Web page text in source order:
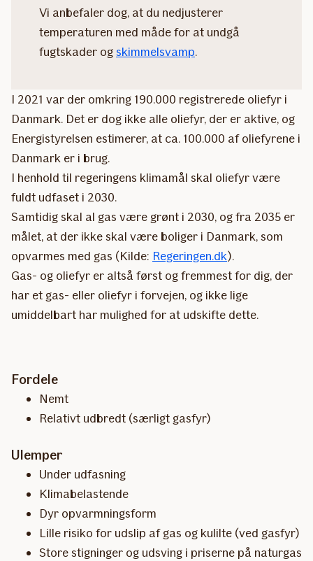
Vi anbefaler dog, at du nedjusterer
temperaturen med måde for at undgå
fugtskader ogskimmelsvamp.
I 2021 var der omkring 190.000 registrerede oliefyr i
Danmark. Det er dog ikke alle oliefyr, der er aktive, og
Energistyrelsen estimerer, at ca. 100.000 af oliefyrene i
Danmark er i brug.
I henhold til regeringens klimamål skal oliefyr være
fuldt udfaset i 2030.
Samtidig skal al gas være grønt i 2030, og fra 2035 er
målet, at der ikke skal være boliger i Danmark, som
opvarmes med gas (Kilde: Regeringen.dk).
Gas- og oliefyr er altså først og fremmest for dig, der
har et gas- eller oliefyr i forvejen, og ikke lige
umiddelbart har mulighed for at udskifte dette.
Fordele
Nemt
Relativt udbredt (særligt gasfyr)
Ulemper
Under udfasning
Klimabelastende
Dyr opvarmningsform
Lille risiko for udslip af gas og kulilte (ved gasfyr)
Store stigninger og udsving i priserne på naturgas